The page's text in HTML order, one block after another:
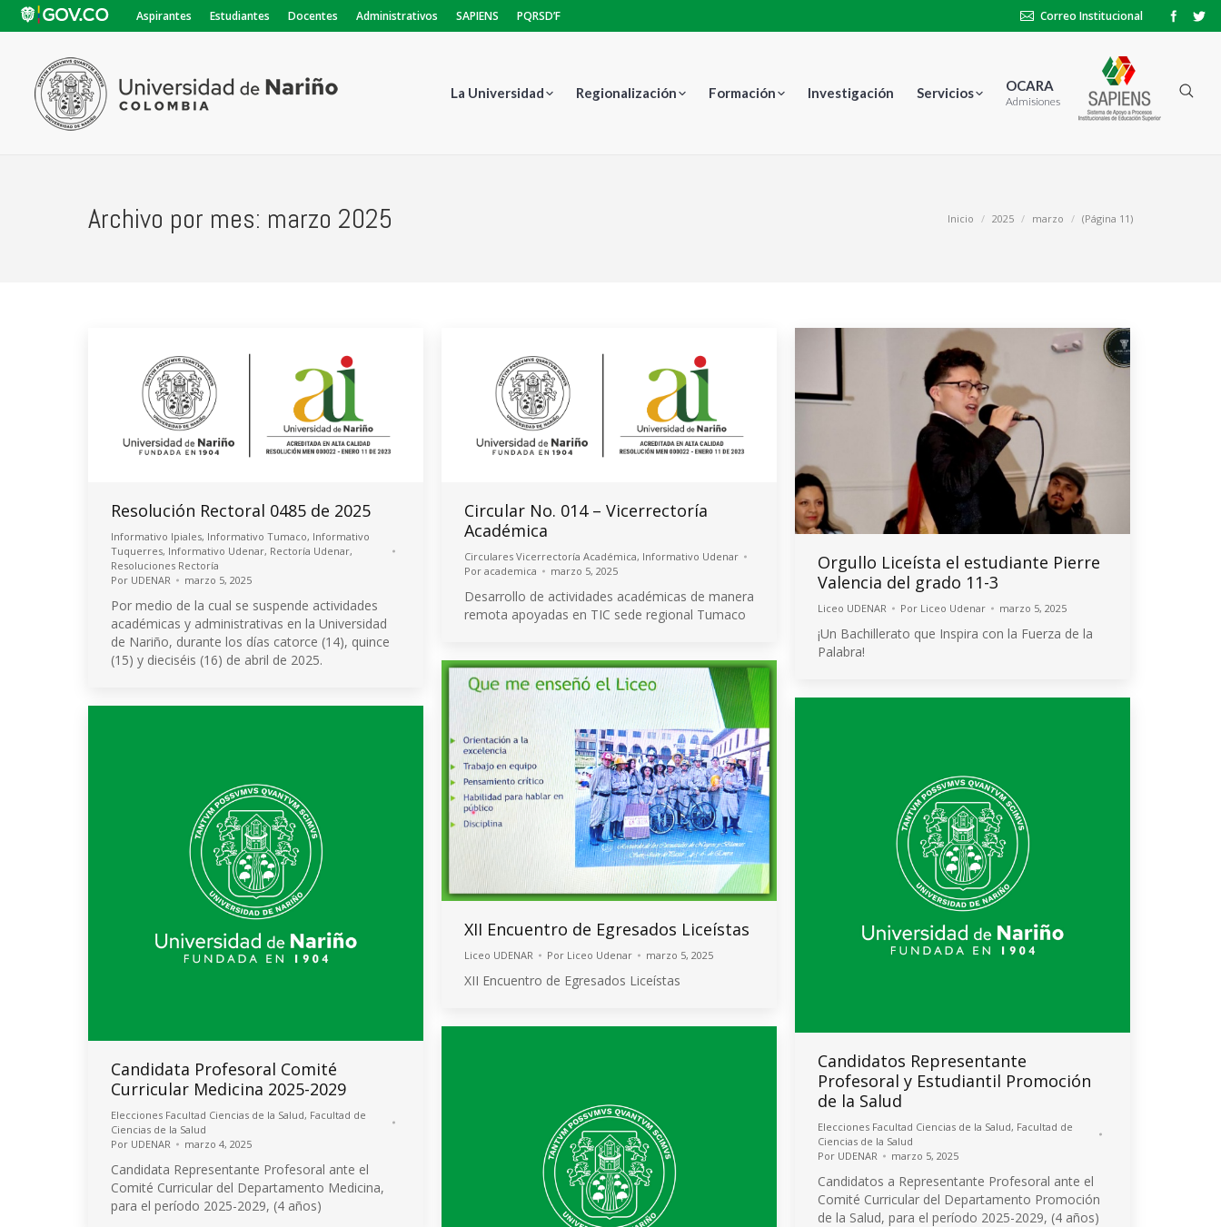
Aspirantes Estudiantes Docentes Administrativos SAPIENS PQRSD’F Correo Institucional
La Universidad Regionalización Formación Investigación Servicios OCARA
Admisiones
Archivo por mes: marzo 2025 Inicio 2025 marzo (Página 11)
Resolución Rectoral 0485 de 2025
Informativo Ipiales, Informativo Tumaco, Informativo
Tuquerres, Informativo Udenar, Rectoría Udenar,
Resoluciones Rectoría
Por UDENAR marzo 5, 2025
Por medio de la cual se suspende actividades
académicas y administrativas en la Universidad
de Nariño, durante los días catorce (14), quince
(15) y dieciséis (16) de abril de 2025.
Circular No. 014 – Vicerrectoría
Académica
Circulares Vicerrectoría Académica, Informativo Udenar
Por academica marzo 5, 2025
Desarrollo de actividades académicas de manera
remota apoyadas en TIC sede regional Tumaco
Orgullo Liceísta el estudiante Pierre
Valencia del grado 11-3
Liceo UDENAR Por Liceo Udenar marzo 5, 2025
¡Un Bachillerato que Inspira con la Fuerza de la
Palabra!
XII Encuentro de Egresados Liceístas
Liceo UDENAR Por Liceo Udenar marzo 5, 2025
XII Encuentro de Egresados Liceístas
Candidatos Representante
Profesoral y Estudiantil Promoción
de la Salud
Elecciones Facultad Ciencias de la Salud, Facultad de
Ciencias de la Salud
Por UDENAR marzo 5, 2025
Candidatos a Representante Profesoral ante el
Comité Curricular del Departamento Promoción
de la Salud, para el período 2025-2029, (4 años)
Candidata Profesoral Comité
Curricular Medicina 2025-2029
Elecciones Facultad Ciencias de la Salud, Facultad de
Ciencias de la Salud
Por UDENAR marzo 4, 2025
Candidata Representante Profesoral ante el
Comité Curricular del Departamento Medicina,
para el período 2025-2029, (4 años)